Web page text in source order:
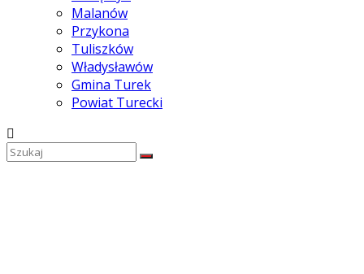
Malanów
Przykona
Tuliszków
Władysławów
Gmina Turek
Powiat Turecki